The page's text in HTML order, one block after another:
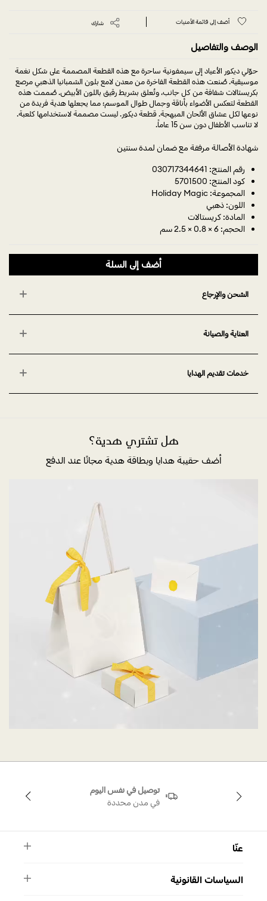
أضف إلى قائمة الأمنيات شارك
الوصف والتفاصيل
حوِّلي ديكور الأعياد إلى سيمفونية ساحرة مع هذه القطعة المصممة على شكل نغمة
موسيقية. صُنعت هذه القطعة الفاخرة من معدن لامع بلون الشمبانيا الذهبي مرصع
بكريستالات شفافة من كل جانب، وتُعلق بشريط رقيق باللون الأبيض. صُممت هذه
القطعة لتعكس الأضواء بأناقة وجمال طوال الموسم؛ مما يجعلها هدية فريدة من
نوعها لكل عشاق الألحان المبهجة. قطعة ديكور. ليست مصممة لاستخدامها كلعبة.
لا تناسب الأطفال دون سن 15 عاماً.
شهادة الأصالة مرفقة مع ضمان لمدة سنتين
رقم المنتج: 030717344641
كود المنتج: 5701500
المجموعة: Holiday Magic
اللون: ذهبي
المادة: كريستالات
الحجم: 6 × 0.8 × 2.5 سم
أضف إلى السلة
الشحن والإرجاع
العناية والصيانة
خدمات تقديم الهدايا
هل تشتري هدية؟
أضف حقيبة هدايا وبطاقة هدية مجانًا عند الدفع
توصيل في نفس اليوم
في مدن محددة
عنّا
الأسئلة الشائعة
السياسات القانونية